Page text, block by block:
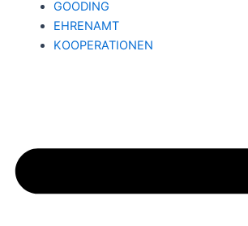
GOODING
EHRENAMT
KOOPERATIONEN